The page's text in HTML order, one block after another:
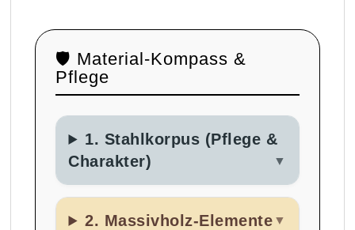
🛡️ Material-Kompass &
Pflege
1. Stahlkorpus (Pflege &
Charakter)
▼
2. Massivholz-Elemente ▼